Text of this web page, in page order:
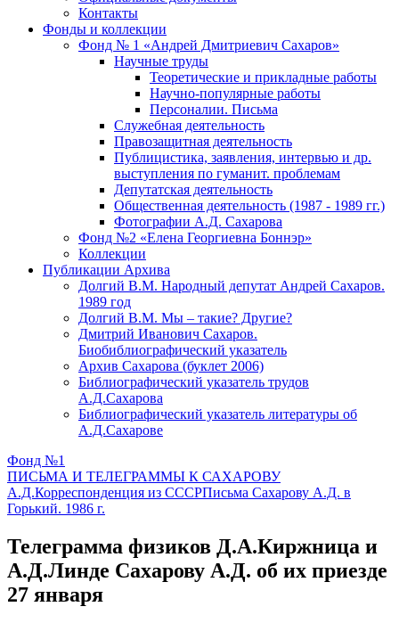
Контакты
Фонды и коллекции
Фонд № 1 «Андрей Дмитриевич Сахаров»
Научные труды
Теоретические и прикладные работы
Научно-популярные работы
Персоналии. Письма
Служебная деятельность
Правозащитная деятельность
Публицистика, заявления, интервью и др.
выступления по гуманит. проблемам
Депутатская деятельность
Общественная деятельность (1987 - 1989 гг.)
Фотографии А.Д. Сахарова
Фонд №2 «Елена Георгиевна Боннэр»
Коллекции
Публикации Архива
Долгий В.М. Народный депутат Андрей Сахаров.
1989 год
Долгий В.М. Мы – такие? Другие?
Дмитрий Иванович Сахаров.
Биобиблиографический указатель
Архив Сахарова (буклет 2006)
Библиографический указатель трудов
А.Д.Сахарова
Библиографический указатель литературы об
А.Д.Сахарове
Фонд №1
ПИСЬМА И ТЕЛЕГРАММЫ К САХАРОВУ
А.Д.Корреспонденция из СССРПисьма Сахарову А.Д. в
Горький. 1986 г.
Телеграмма физиков Д.А.Киржница и
А.Д.Линде Сахарову А.Д. об их приезде
27 января